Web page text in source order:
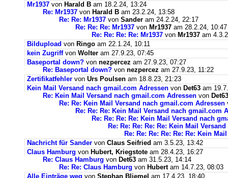
Mr1937 von Harald B am 18.2.24, 13:24
Re: Mr1937 von Harald B am 23.2.24, 13:58
Re: Re: Mr1937 von Sander am 24.2.24, 22:17
Re: Re: Re: Mr1937 von Mr1937 am 28.2.24, 10:47
Re: Re: Re: Re: Mr1937 von Mr1937 am
Bildupload von Ringo am 22.1.24, 10:11
kein Zugriffvon Wolter am 27.9.23, 07:45
Baseportal down? von nezpercez am 27.9.23, 07:27
Re: Baseportal down? von nezpercez am 27.9.23, 11:22
Zertifikatfehler von Urs Poulsen am 18.8.23, 21:23
Kein Mail Versand nach gmail.com Adressen von Det63 am
Re: Kein Mail Versand nach gmail.com Adressen von Det63
Re: Re: Kein Mail Versand nach gmail.com Adressen
Re: Re: Re: Kein Mail Versand nach gmail.com
Re: Re: Re: Re: Kein Mail Versand nach
Re: Re: Re: Re: Re: Kein Mail
Re: Re: Re: Re: Re: Re: Kein
Nachricht für Sander von Claus Seifried am 3.5.23, 13:42
Claus Hamburg von Hubert, Kriegstote am 28.4.23, 16:27
Re: Claus Hamburg von Det63 am 31.5.23, 14:14
Re: Re: Claus Hamburg von Hubertam 14.7.23, 08:03
Alle Einträge weg von Stephan Bliemel am 17.4.23, 18:40